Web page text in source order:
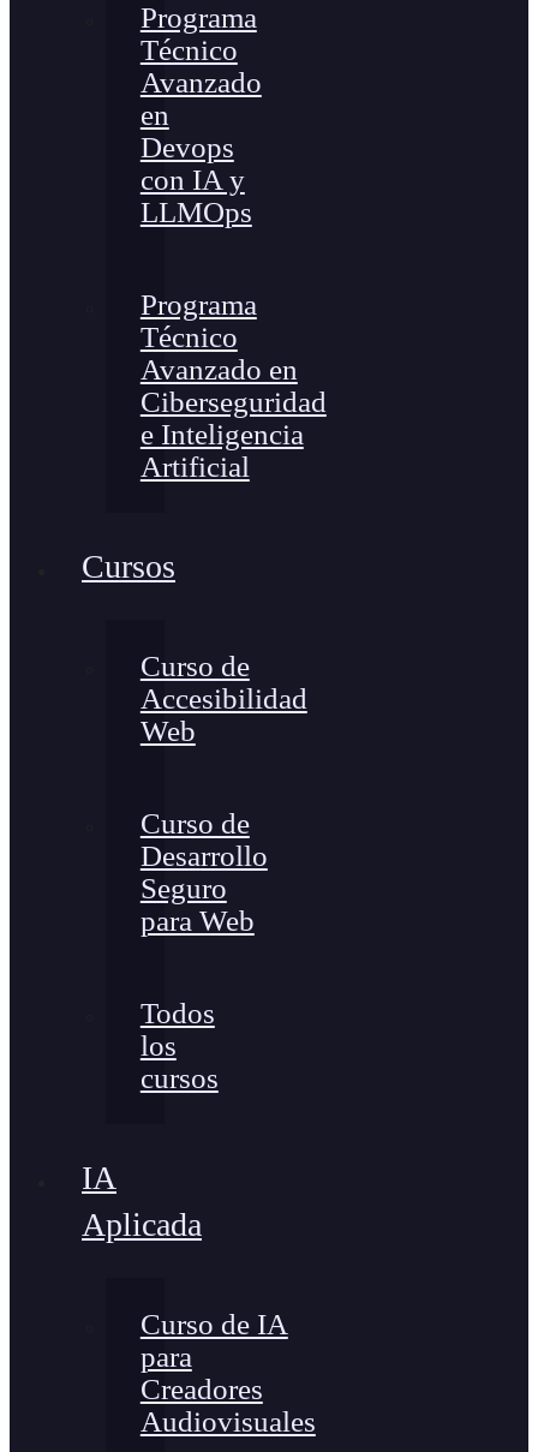
Programa
Técnico
Avanzado
en
Devops
con IA y
LLMOps
Programa
Técnico
Avanzado en
Ciberseguridad
e Inteligencia
Artificial
Cursos
Curso de
Accesibilidad
Web
Curso de
Desarrollo
Seguro
para Web
Todos
los
cursos
IA
Aplicada
Curso de IA
para
Creadores
Audiovisuales